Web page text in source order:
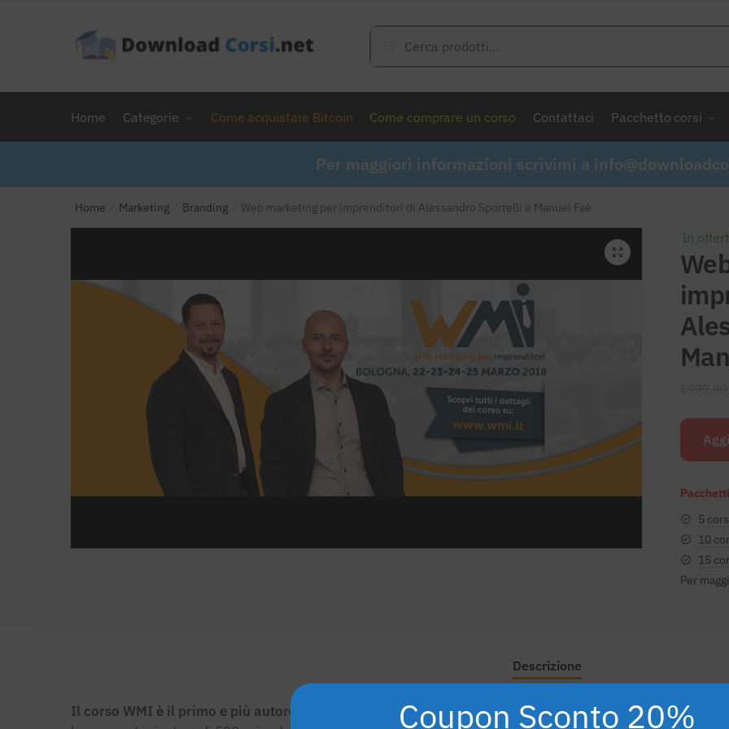
Cerca
Home Categorie Come acquistare Bitcoin Come comprare un corso Contattaci Pacchetto corsi
Per maggiori informazioni scrivimi a
Home Marketing Branding Web marketing per imprenditori di Alessandro Sportelli e Manuel Faè
In
5
10
15
Per
Descrizione
Il corso WMI è il primo e più autorevole corso italiano di “Strategie di Web Marketing”.
Si è tenuto
Coupon Sconto 20%